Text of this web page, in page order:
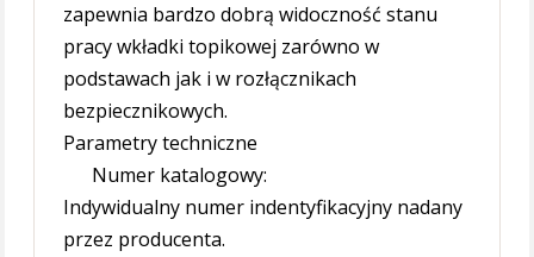
zapewnia bardzo dobrą widoczność stanu
pracy wkładki topikowej zarówno w
podstawach jak i w rozłącznikach
bezpiecznikowych.
Parametry techniczne
Numer katalogowy:
Indywidualny numer indentyfikacyjny nadany
przez producenta.